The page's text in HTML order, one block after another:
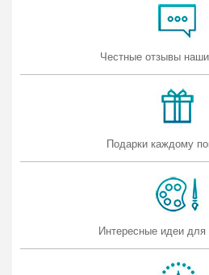
Честные отзывы
Подарки каждому
Интересные идеи для